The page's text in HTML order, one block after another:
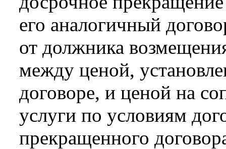
его аналогичный
от должника
между ценой,
договоре, и ценой на
услуги по условиям
прекращенного